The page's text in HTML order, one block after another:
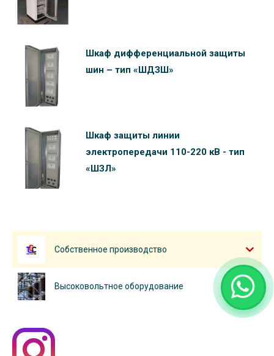
Шкаф дифференциальной защиты
шин – тип «ШДЗШ»
Шкаф защиты линии
электропередачи 110-220 кВ - тип
«ШЗЛ»
Собственное производство
Высоковольтное оборудование